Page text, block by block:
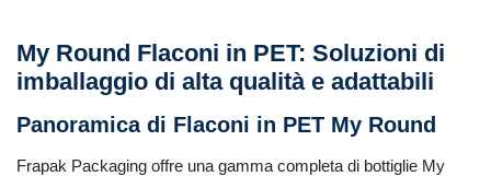
My Round Flaconi in PET: Soluzioni di
imballaggio di alta qualità e adattabili
Panoramica di Flaconi in PET My Round
Frapak Packaging offre una gamma completa di bottiglie My